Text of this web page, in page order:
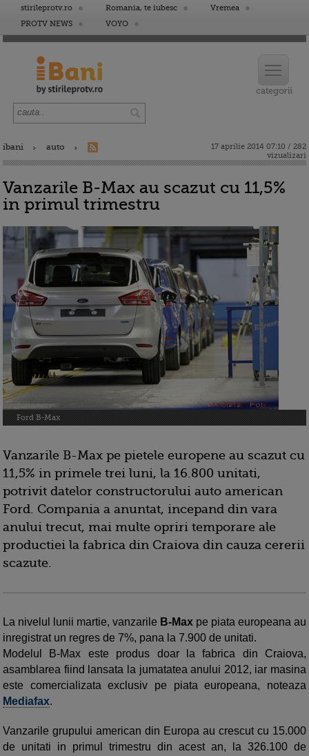
stirileprotv.ro Romania, te iubesc
Vremea
PROTV NEWS
VOYO
ibani auto
17 aprilie 2014 07:10 / 282
vizualizari
Vanzarile B-Max au scazut cu 11,5%
in primul trimestru
Ford B-Max
Vanzarile B-Max pe pietele europene au scazut cu
11,5% in primele trei luni, la 16.800 unitati,
potrivit datelor constructorului auto american
Ford. Compania a anuntat, incepand din vara
anului trecut, mai multe opriri temporare ale
productiei la fabrica din Craiova din cauza cererii
scazute.
La nivelul lunii martie, vanzarile B-Max pe piata europeana au
inregistrat un regres de 7%, pana la 7.900 de unitati.
Modelul B-Max este produs doar la fabrica din Craiova,
asamblarea fiind lansata la jumatatea anului 2012, iar masina
este comercializata exclusiv pe piata europeana, noteaza
Mediafax.
Vanzarile grupului american din Europa au crescut cu 15.000
de unitati in primul trimestru din acest an, la 326.100 de